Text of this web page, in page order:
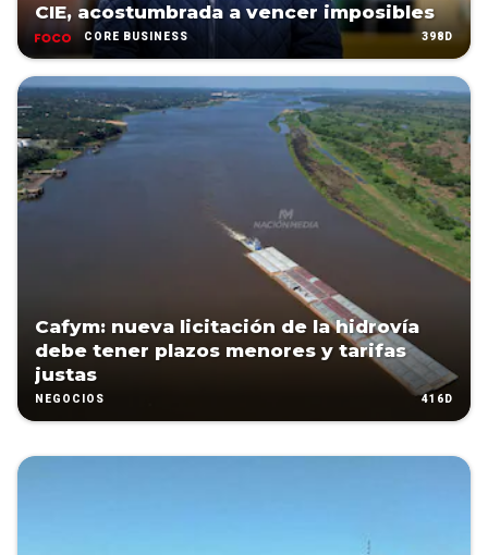
CIE, acostumbrada a vencer imposibles
CORE BUSINESS 398D
Cafym: nueva licitación de la hidrovía
debe tener plazos menores y tarifas
justas
NEGOCIOS 416D